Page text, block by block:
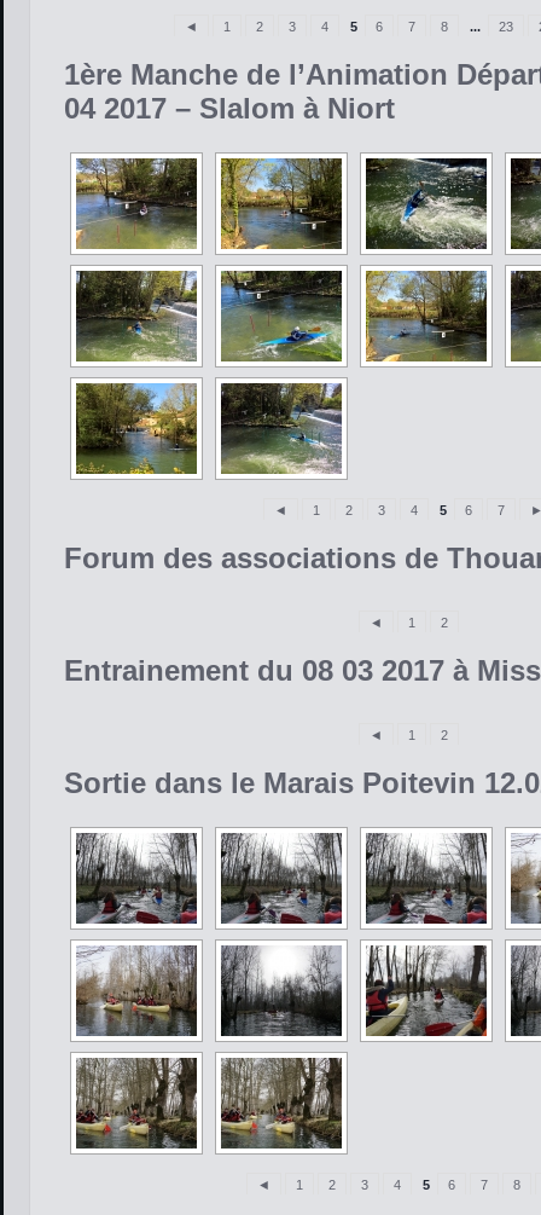
◄ 1 2 3 4 5 6 7 8 ... 23
1ère Manche de l’Animation
04 2017 – Slalom à Niort
◄ 1 2 3 4 5 6 7
Forum des associations de
◄ 1 2
Entrainement du 08 03 2017 à
◄ 1 2
Sortie dans le Marais Poitevin
◄ 1 2 3 4 5 6 7 8